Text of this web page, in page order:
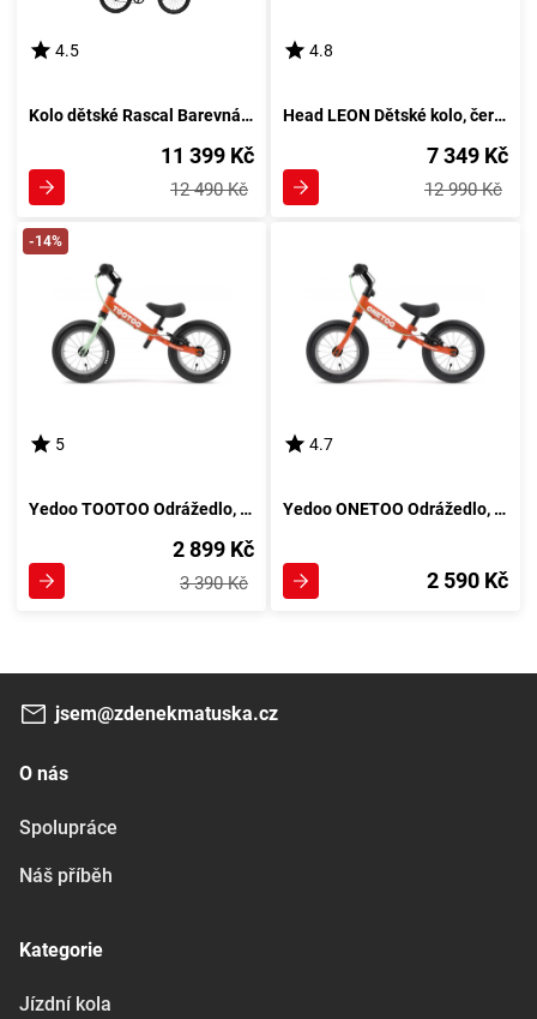
4.5
Kolo dětské Rascal Barevná kombinace: Oranžová
11 399 Kč
12 490 Kč
4.8
Head LEON Dětské kolo, černá
7 349 Kč
12 990 Kč
-14%
5
Yedoo TOOTOO Odrážedlo, oranžová
2 899 Kč
3 390 Kč
4.7
Yedoo ONETOO Odrážedlo, oranžová
2 590 Kč
jsem@zdenekmatuska.cz
O nás
Spolupráce
Náš příběh
Kategorie
Jízdní kola